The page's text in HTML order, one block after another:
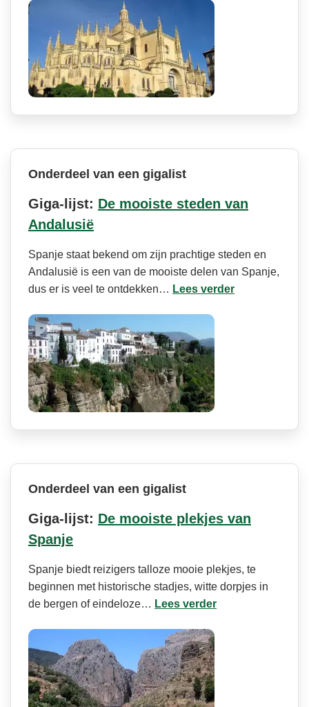
Onderdeel van een gigalist
Giga-lijst: De mooiste steden van
Andalusië
Spanje staat bekend om zijn prachtige steden en
Andalusië is een van de mooiste delen van Spanje,
dus er is veel te ontdekken… Lees verder
Onderdeel van een gigalist
Giga-lijst: De mooiste plekjes van
Spanje
Spanje biedt reizigers talloze mooie plekjes, te
beginnen met historische stadjes, witte dorpjes in
de bergen of eindeloze… Lees verder